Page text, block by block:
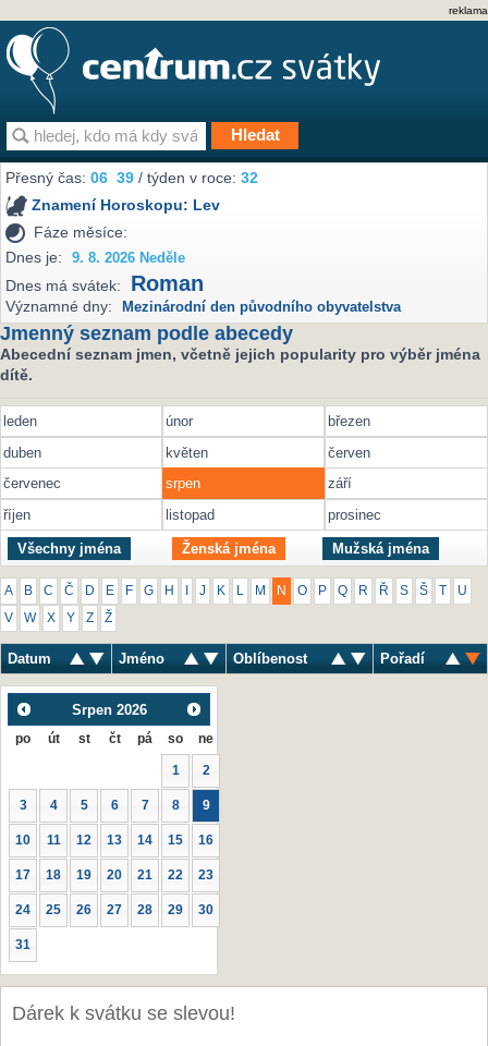
reklama
Přesný čas:06 39 / týden v roce:32
Znamení Horoskopu: Lev
Fáze měsíce:
Dnes je:
9. 8. 2026 Neděle
Dnes má svátek: Roman
Významné dny: Mezinárodní den původního obyvatelstva
Jmenný seznam podle abecedy
Abecední seznam jmen, včetně jejich popularity pro výběr jména
dítě.
leden únor
březen
duben
květen
červen
červenec
srpen
září
říjen
listopad prosinec
Všechny jména Ženská jména Mužská jména
A B C Č D E F G H J K M N O P Q R Ř S Š U
V W X Y Z Ž
Datum Jméno Oblíbenost Pořadí
Srpen 2026
po út st čt pá so ne
1 2
3 4 5 6 7 8 9
10 11 12 13 14 15 16
17 18 19 20 21 22 23
24 25 26 27 28 29 30
31
Dárek k svátku se slevou!